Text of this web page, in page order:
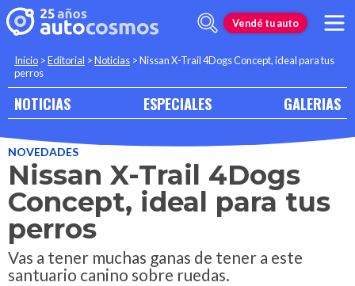
Vendé tu auto
Inicio >Editorial >Noticias >Nissan X-Trail 4Dogs Concept, ideal para tus
perros
NOTICIAS ESPECIALES GALERIAS
NOVEDADES
Nissan X-Trail 4Dogs
Concept, ideal para tus
perros
Vas a tener muchas ganas de tener a este
santuario canino sobre ruedas.